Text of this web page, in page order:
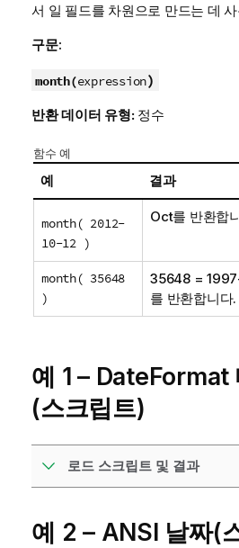
서 일 필드를 차원으로 만드는 데
구문:
month(expression)
반환 데이터 유형: 정수
함수 예
예 결과
month( 2012-
10-12 )
Oct를 반환합
month( 35648
)
35648 =
를 반환합니다.
예 1 – DateFormat
(스크립트)
로드 스크립트 및 결과
예 2 – ANSI 날짜(